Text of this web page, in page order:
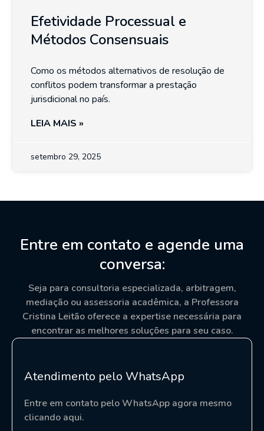
Efetividade Processual e
Métodos Consensuais
Como os métodos alternativos de resolução de
conflitos podem transformar a prestação
jurisdicional no país.
LEIA MAIS »
setembro 29, 2025
Entre em contato e agende uma
conversa:
Seja para consultoria especializada, arbitragem,
mediação ou assessoria acadêmica, a Professora
Cristina Leitão oferece a expertise necessária para
encontrar as melhores soluções para seu caso.
Atendimento pelo WhatsApp
Entre em contato pelo WhatsApp agora mesmo
clicando aqui.